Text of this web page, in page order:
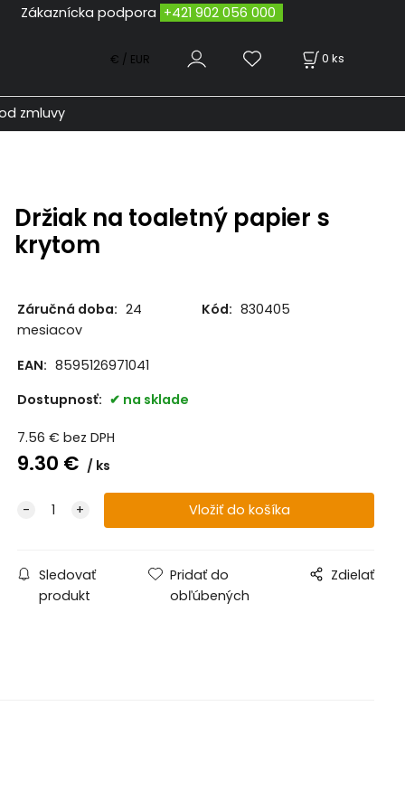
+421 902 056 000
0 ks
€ / EUR
zmluvy
Držiak na toaletný papier s
krytom
Záručná doba: 24
mesiacov
Kód: 830405
EAN: 8595126971041
Dostupnosť:
na sklade
7.56 € bez DPH
9.30 € ks
Sledovať
produkt
Pridať do
obľúbených
Zdielať